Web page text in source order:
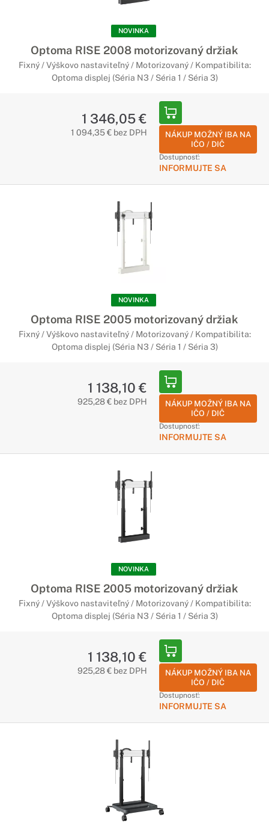
NOVINKA
Optoma RISE 2008 motorizovaný držiak
Fixný / Výškovo nastaviteľný / Motorizovaný / Kompatibilita:
Optoma displej (Séria N3 / Séria 1 / Séria 3)
1 346,05 €
1 094,35 € bez DPH
NÁKUP MOŽNÝ IBA NA
IČO / DIČ
Dostupnosť:
INFORMUJTE SA
NOVINKA
Optoma RISE 2005 motorizovaný držiak
Fixný / Výškovo nastaviteľný / Motorizovaný / Kompatibilita:
Optoma displej (Séria N3 / Séria 1 / Séria 3)
1 138,10 €
925,28 € bez DPH
NÁKUP MOŽNÝ IBA NA
IČO / DIČ
Dostupnosť:
INFORMUJTE SA
NOVINKA
Optoma RISE 2005 motorizovaný držiak
Fixný / Výškovo nastaviteľný / Motorizovaný / Kompatibilita:
Optoma displej (Séria N3 / Séria 1 / Séria 3)
1 138,10 €
925,28 € bez DPH
NÁKUP MOŽNÝ IBA NA
IČO / DIČ
Dostupnosť:
INFORMUJTE SA